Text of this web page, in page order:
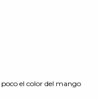
el color del mango